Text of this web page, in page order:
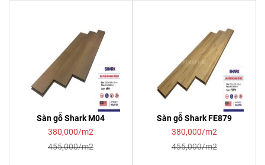
Sàn gỗ Shark M04
380,000/m2
455,000/m2
Sàn gỗ Shark FE879
380,000/m2
455,000/m2